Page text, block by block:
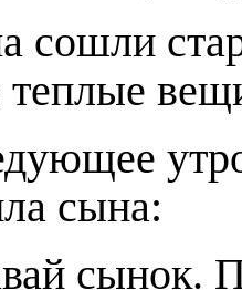
сошли
теплые
сына:
сынок.